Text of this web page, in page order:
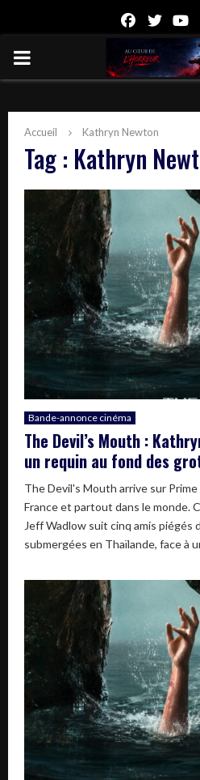
Facebook
PRIMARY
Accueil Kathryn Newton
Tag : Kathryn
Bande-annonce cinéma
The Devil’s Mouth :
un requin au fond des
The Devil's Mouth arrive sur
France et partout dans le monde.
Jeff Wadlow suit cinq amis piégés
submergées en Thaïlande, face à